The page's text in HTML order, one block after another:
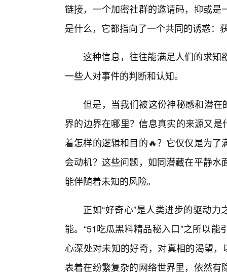
链接，一个加密社群的邀请码，抑或
是什么，它都指向了一个共同的诱惑：
这种信息，往往能满足人们的求知
一些人对事件的判断和认知。
但是，当我们被这份神秘感和潜在
界的边界在哪里？信息真实的来源又是
着怎样的逻辑和目的🔥？它仅仅是为
会动机？这些问题，如同潜藏在平静
能伴随着未知的风险。
正如“好奇心”是人类进步的驱动
能。“51吃瓜黑料精品秘入口”之所以
心深处对未知的好奇，对真相的渴望
表着在纷繁复杂的网络世界里，依然